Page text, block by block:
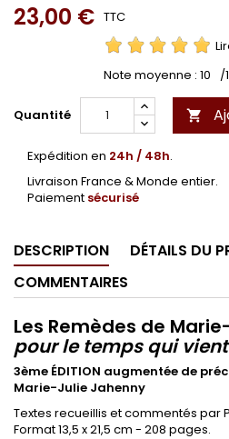
23,00 € TTC
Note moyenne : 10 /
Quantité 
Expédition en 24h / 48h.
Livraison France & Monde entier.
Paiement sécurisé
DESCRIPTION
DÉTAILS DU
COMMENTAIRES
Les Remèdes de
pour le temps qui vient
3ème ÉDITION augmentée de
Marie-Julie Jahenny
Textes recueillis et commentés par
Format 13,5 x 21,5 cm - 208 pages.